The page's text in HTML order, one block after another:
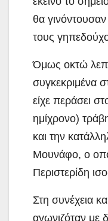
θα
τους
Όμως οκτώ
συγκεκριμένα
είχε περάσει
ημίχρονο)
και την
Μουνάφο, ο
Περιστερίδη
Στη συνέχεια
αγωνιζόταν με